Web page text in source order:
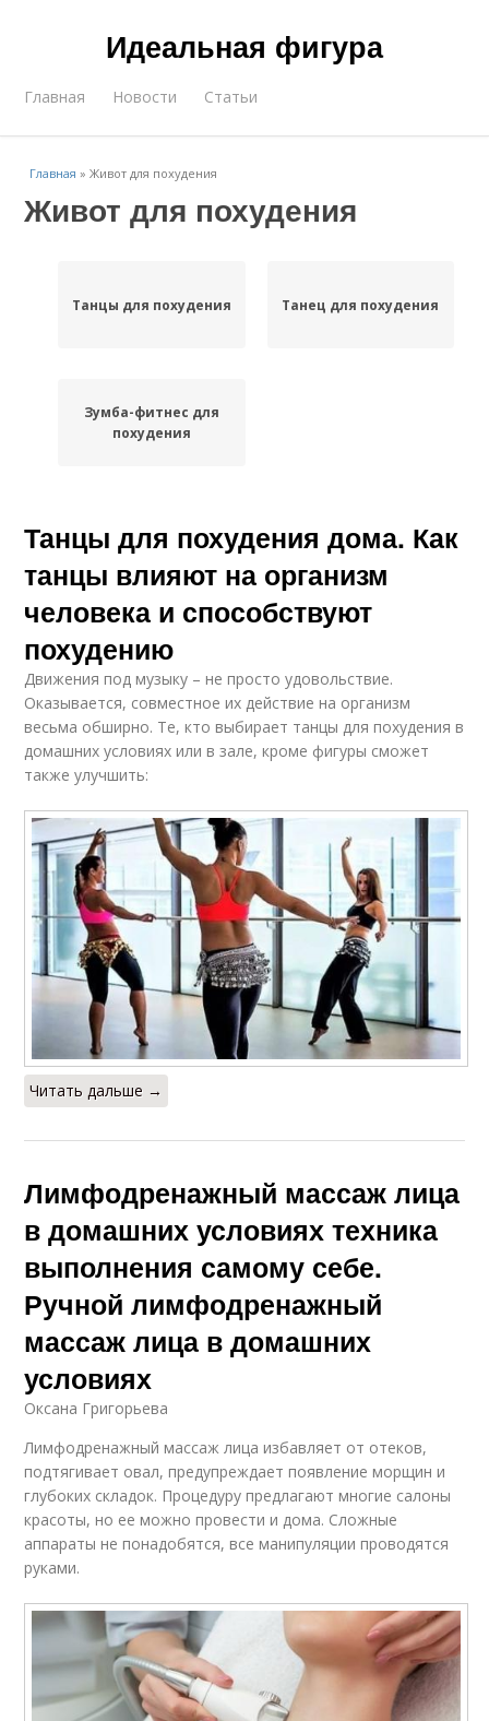
Идеальная фигура
Главная Новости Статьи
Главная »Живот для похудения
Живот для похудения
Танцы для похудения Танец для похудения
Зумба-фитнес для
похудения
Танцы для похудения дома. Как
танцы влияют на организм
человека и способствуют
похудению
Движения под музыку – не просто удовольствие.
Оказывается, совместное их действие на организм
весьма обширно. Те, кто выбирает танцы для похудения в
домашних условиях или в зале, кроме фигуры сможет
также улучшить:
Читать дальше →
Лимфодренажный массаж лица
в домашних условиях техника
выполнения самому себе.
Ручной лимфодренажный
массаж лица в домашних
условиях
Оксана Григорьева
Лимфодренажный массаж лица избавляет от отеков,
подтягивает овал, предупреждает появление морщин и
глубоких складок. Процедуру предлагают многие салоны
красоты, но ее можно провести и дома. Сложные
аппараты не понадобятся, все манипуляции проводятся
руками.